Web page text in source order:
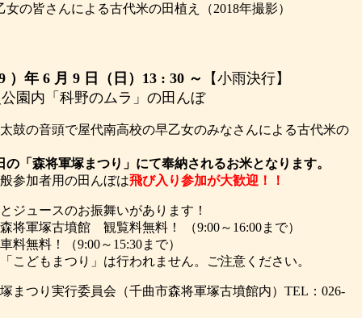
の皆さんによる古代米の田植え（2018年撮影）
）年 6 月 9 日（日）13 : 30 ～
【小雨決行】
園内「科野のムラ」の田んぼ
鼓の音頭で屋代南高校の早乙女のみなさんによる古代米の
の「森将軍塚まつり」にて奉納されるお米となります。
参加者用の田んぼは飛び入り参加が大歓迎！！
ュースのお振舞いがあります！
将軍塚古墳館 観覧料無料！
（9:00～16:00まで）
料無料！
（9:00～15:30まで）
どもまつり」は行われません。ご注意ください。
つり実行委員会（千曲市森将軍塚古墳館内）TEL：026-